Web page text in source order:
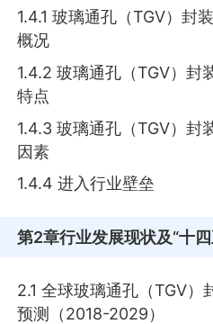
1.4.1 玻璃通孔（TGV）封
概况
1.4.2 玻璃通孔（TGV）封
特点
1.4.3 玻璃通孔（TGV）封
因素
1.4.4 进入行业壁垒
第2章行业发展现状及“十
2.1 全球玻璃通孔（TGV）
预测（2018-2029）